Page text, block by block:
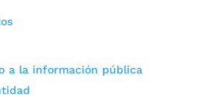
a la información pública